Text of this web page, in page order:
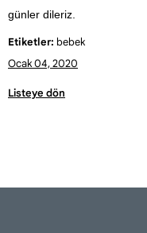
günler dileriz.
Etiketler: bebek
Ocak 04, 2020
Listeye dön